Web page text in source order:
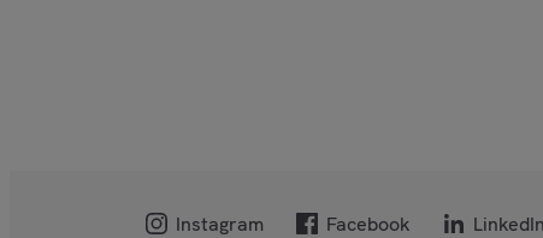
Instagram Facebook LinkedIn